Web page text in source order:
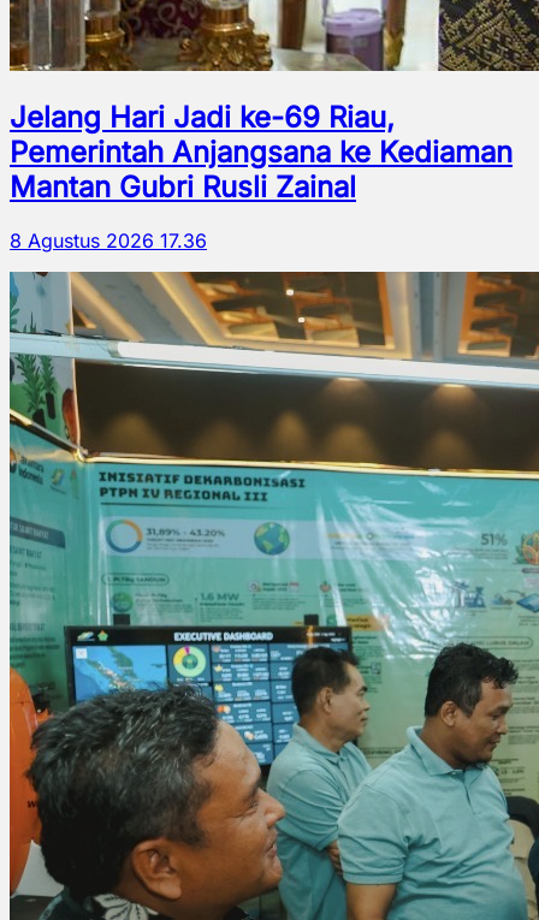
Jelang Hari Jadi ke-69 Riau,
Pemerintah Anjangsana ke Kediaman
Mantan Gubri Rusli Zainal
8 Agustus 2026 17.36